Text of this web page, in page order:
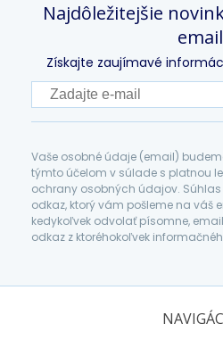
Najdôležitejšie
email
Získajte zaujímavé
Vaše osobné údaje (email)
týmto účelom v súlade s platnou
ochrany osobných údajov.
odkaz, ktorý vám pošleme na váš
kedykoľvek odvolať písomne,
odkaz z ktoréhokoľvek